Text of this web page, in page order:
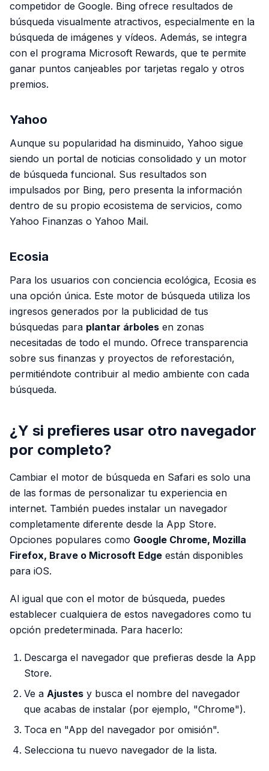
competidor de Google. Bing ofrece resultados de
búsqueda visualmente atractivos, especialmente en la
búsqueda de imágenes y vídeos. Además, se integra
con el programa Microsoft Rewards, que te permite
ganar puntos canjeables por tarjetas regalo y otros
premios.
Yahoo
Aunque su popularidad ha disminuido, Yahoo sigue
siendo un portal de noticias consolidado y un motor
de búsqueda funcional. Sus resultados son
impulsados por Bing, pero presenta la información
dentro de su propio ecosistema de servicios, como
Yahoo Finanzas o Yahoo Mail.
Ecosia
Para los usuarios con conciencia ecológica, Ecosia es
una opción única. Este motor de búsqueda utiliza los
ingresos generados por la publicidad de tus
búsquedas para plantar árboles en zonas
necesitadas de todo el mundo. Ofrece transparencia
sobre sus finanzas y proyectos de reforestación,
permitiéndote contribuir al medio ambiente con cada
búsqueda.
¿Y si prefieres usar otro navegador
por completo?
Cambiar el motor de búsqueda en Safari es solo una
de las formas de personalizar tu experiencia en
internet. También puedes instalar un navegador
completamente diferente desde la App Store.
Opciones populares como Google Chrome, Mozilla
Firefox, Brave o Microsoft Edge están disponibles
para iOS.
Al igual que con el motor de búsqueda, puedes
establecer cualquiera de estos navegadores como tu
opción predeterminada. Para hacerlo:
Descarga el navegador que prefieras desde la App
Store.
Ve a Ajustes y busca el nombre del navegador
que acabas de instalar (por ejemplo, "Chrome").
Toca en "App del navegador por omisión".
Selecciona tu nuevo navegador de la lista.